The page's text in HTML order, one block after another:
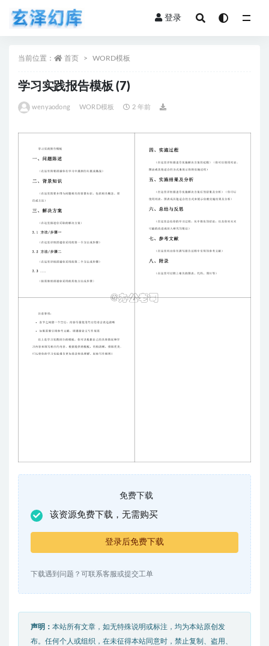
登录
当前位置： 首页 WORD模板
学习实践报告模板 (7)
wenyaodong WORD模板 2 年前
免费下载
该资源免费下载，无需购买
登录后免费下载
下载遇到问题？可联系客服或提交工单
声明： 本站所有文章，如无特殊说明或标注，均为本站原创发
布。任何个人或组织，在未征得本站同意时，禁止复制、盗用、